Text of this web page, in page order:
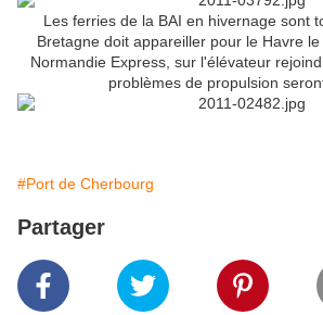
Les ferries de la BAI en hivernage sont
Bretagne doit appareiller pour le Havre
Normandie Express, sur l'élévateur
problèmes de propulsion
#Port de Cherbourg
Partager